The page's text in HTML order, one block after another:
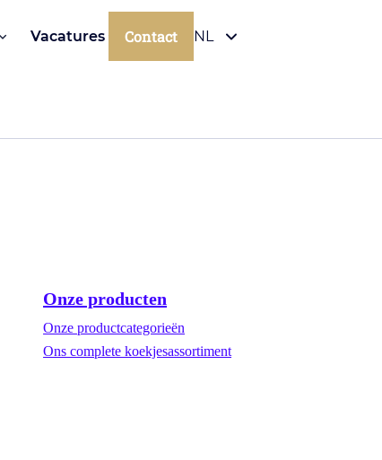
Vacatures Contact NL
Onze producten
Onze productcategorieën
Ons complete koekjesassortiment